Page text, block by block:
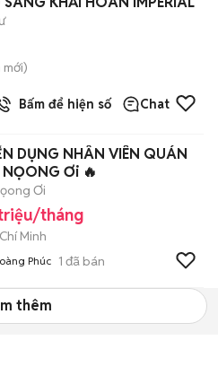
mới)
Bấm để hiện số Chat
DỤNG NHÂN VIÊN QUÁN
NỌONG Ơi 🔥
Ơi
tháng
Minh
Phúc 1 đã bán
thêm